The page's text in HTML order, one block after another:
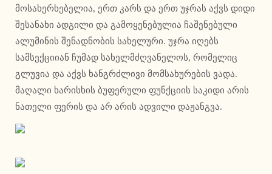
მოსახერხებელია, ერთ კარს და ერთ უჯრას აქვს დიდი
შესანახი ადგილი და გამოყენებულია ჩაშენებული
ალუმინის შენადნობის სახელური. უჯრა იღებს
სამსექციიან ჩუმად სახელმძღვანელოს, რომელიც
გლუვია და აქვს ხანგრძლივი მომსახურების ვადა.
მაღალი ხარისხის ბუფერული ფუნქციის საკიდი არის
ნათელი ფერის და არ არის ადვილი დაჟანგვა.